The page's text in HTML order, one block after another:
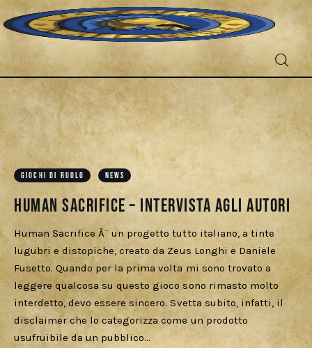
Fantascienza
Fantasy
Games
Recensioni
Libri e fumetti
Cercatori
GIOCHI DI RUOLO NEWS
Human Sacrifice – Intervista agli autori
Human Sacrifice Ã¨ un progetto tutto italiano, a tinte
lugubri e distopiche, creato da Zeus Longhi e Daniele
Fusetto. Quando per la prima volta mi sono trovato a
leggere qualcosa su questo gioco sono rimasto molto
interdetto, devo essere sincero. Svetta subito, infatti, il
disclaimer che lo categorizza come un prodotto
usufruibile da un pubblico…